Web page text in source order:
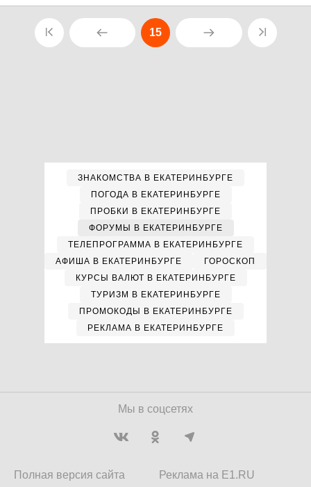
15
ЗНАКОМСТВА В ЕКАТЕРИНБУРГЕ
ПОГОДА В ЕКАТЕРИНБУРГЕ
ПРОБКИ В ЕКАТЕРИНБУРГЕ
ФОРУМЫ В ЕКАТЕРИНБУРГЕ
ТЕЛЕПРОГРАММА В ЕКАТЕРИНБУРГЕ
АФИША В ЕКАТЕРИНБУРГЕ
ГОРОСКОП
КУРСЫ ВАЛЮТ В ЕКАТЕРИНБУРГЕ
ТУРИЗМ В ЕКАТЕРИНБУРГЕ
ПРОМОКОДЫ В ЕКАТЕРИНБУРГЕ
РЕКЛАМА В ЕКАТЕРИНБУРГЕ
Мы в соцсетях
Полная версия сайта
Реклама на E1.RU